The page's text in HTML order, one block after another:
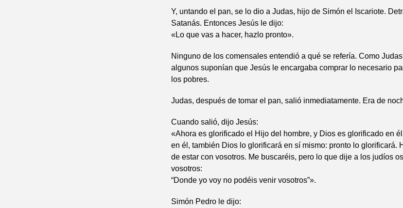
Y, untando el pan, se lo dio a Judas, hijo de Simón el Iscariote.
Satanás. Entonces Jesús le dijo:
«Lo que vas a hacer, hazlo pronto».
Ninguno de los comensales entendió a qué se refería. Como
algunos suponían que Jesús le encargaba comprar lo necesario
los pobres.
Judas, después de tomar el pan, salió inmediatamente. Era de
Cuando salió, dijo Jesús:
«Ahora es glorificado el Hijo del hombre, y Dios es glorificado en
en él, también Dios lo glorificará en sí mismo: pronto lo glorificará.
de estar con vosotros. Me buscaréis, pero lo que dije a los judíos
vosotros:
“Donde yo voy no podéis venir vosotros”».
Simón Pedro le dijo: